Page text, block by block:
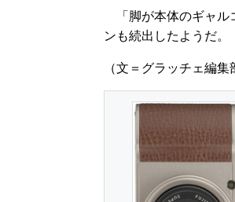
「脚が本体のギャル
ンも続出したようだ。
（文＝グラッチェ編集